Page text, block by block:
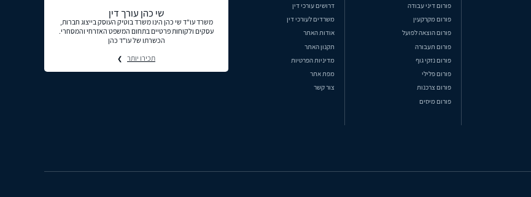
פורום דיני עבודה
פורום מקרקעין
פורום הוצאה לפועל
פורום תעבורה
פורום נזקי גוף
פורום פלילי
פורום צרכנות
פורום מיסים
דרושים עורכי דין
משרדים לעורכי דין
אודות האתר
תקנון האתר
מדיניות הפרטיות
מפת אתר
צור קשר
שי כהן עורך דין
משרד עו"ד שי כהן הינו משרד בוטיק העוסק בייצוג חברות,
עסקים ולקוחות פרטיים בתחום המשפט האזרחי והמסחרי.
הכשרתו של עו"ד כהן
תכירו יותר